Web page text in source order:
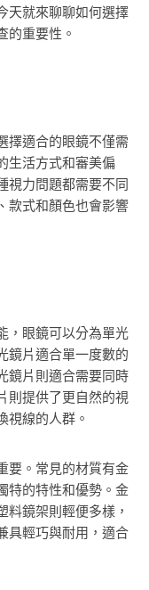
天就來聊聊如何選擇
的重要性。
擇適合的眼鏡不僅需
生活方式和審美偏
視力問題都需要不同
款式和顏色也會影響
，眼鏡可以分為單光
鏡片適合單一度數的
鏡片則適合需要同時
則提供了更自然的視
視線的人群。
要。常見的材質有金
特的特性和優勢。金
料鏡架則輕便多樣，
具輕巧與耐用，適合